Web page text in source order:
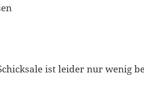
ist leider nur wenig